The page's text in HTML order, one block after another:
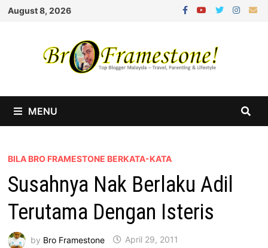
Skip
August 8, 2026
MENU
BILA BRO FRAMESTONE BERKATA-KATA
Susahnya Nak Berlaku Adil
Terutama Dengan Isteris
by Bro Framestone April 29, 2011